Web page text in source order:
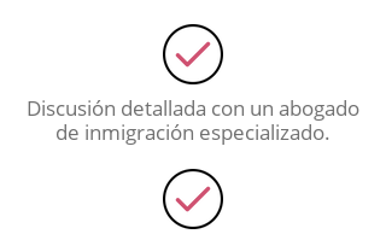
Discusión detallada con un abogado
de inmigración especializado.